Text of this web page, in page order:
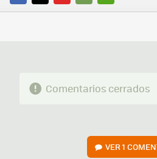
FACEBOOK
TWITTERFLIPBOARD
E-
WHATSAPP
Comentarios cerrados
VER1